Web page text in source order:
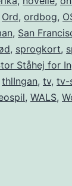
Ord, ordbog,
, San
, sprogkort,
Ståhej for
thlIngan, tv, tv-
, WALS,